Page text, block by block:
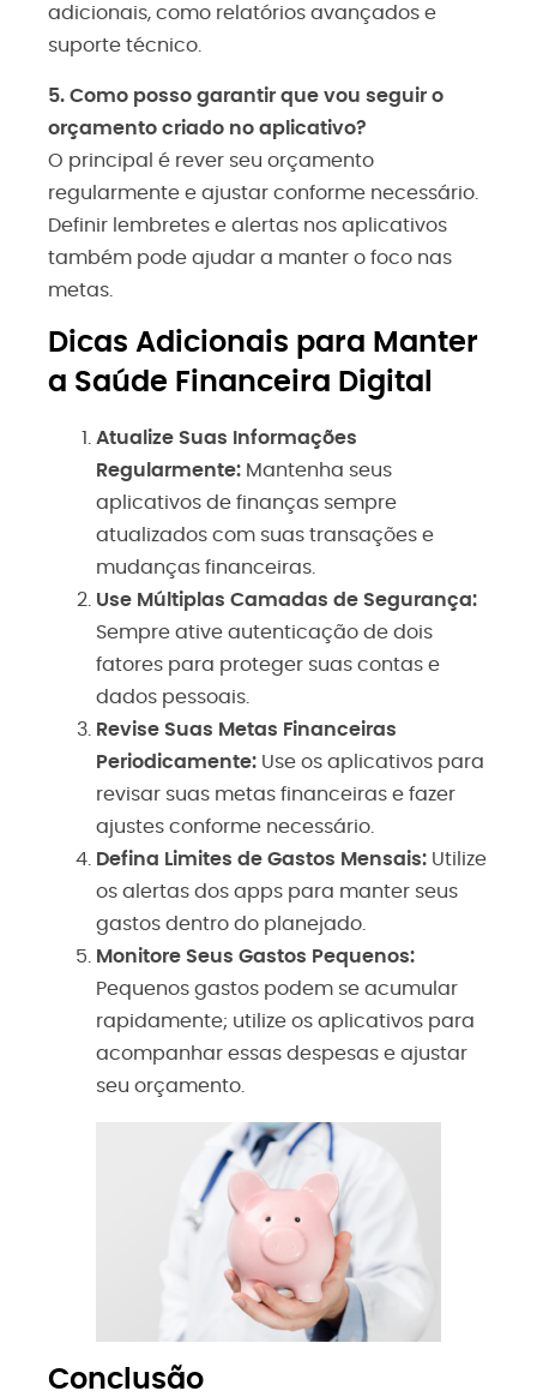
adicionais, como relatórios avançados e
suporte técnico.
5. Como posso garantir que vou seguir o
orçamento criado no aplicativo?
O principal é rever seu orçamento
regularmente e ajustar conforme necessário.
Definir lembretes e alertas nos aplicativos
também pode ajudar a manter o foco nas
metas.
Dicas Adicionais para Manter
a Saúde Financeira Digital
Atualize Suas Informações
Regularmente: Mantenha seus
aplicativos de finanças sempre
atualizados com suas transações e
mudanças financeiras.
Use Múltiplas Camadas de Segurança:
Sempre ative autenticação de dois
fatores para proteger suas contas e
dados pessoais.
Revise Suas Metas Financeiras
Periodicamente: Use os aplicativos para
revisar suas metas financeiras e fazer
ajustes conforme necessário.
Defina Limites de Gastos Mensais: Utilize
os alertas dos apps para manter seus
gastos dentro do planejado.
Monitore Seus Gastos Pequenos:
Pequenos gastos podem se acumular
rapidamente; utilize os aplicativos para
acompanhar essas despesas e ajustar
seu orçamento.
Conclusão